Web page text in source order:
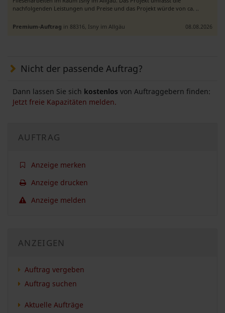
nachfolgenden Leistungen und Preise und das Projekt würde von ca. ..
Premium-Auftrag in 88316, Isny im Allgäu 08.08.2026
Nicht der passende Auftrag?
Dann lassen Sie sich kostenlos von Auftraggebern finden:
Jetzt freie Kapazitäten melden.
AUFTRAG
Anzeige merken
Anzeige drucken
Anzeige melden
ANZEIGEN
Auftrag vergeben
Auftrag suchen
Aktuelle Aufträge